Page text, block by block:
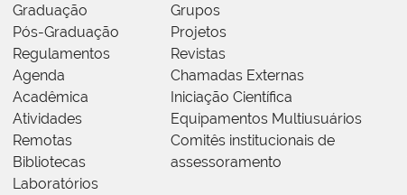
Graduação
Pós-Graduação
Regulamentos
Agenda
Acadêmica
Atividades
Remotas
Bibliotecas
Laboratórios
Grupos
Projetos
Revistas
Chamadas Externas
Iniciação Científica
Equipamentos Multiusuários
Comitês institucionais de
assessoramento